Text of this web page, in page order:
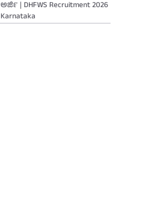
ಅರ್ಜಿ | DHFWS Recruitment 2026
Karnataka